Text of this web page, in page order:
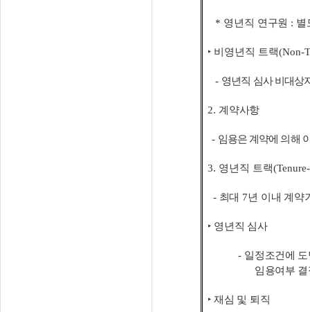
* 영년직 연구원 : 별
‣ 비영년직 트랙(Non-
- 영년직 심사 비대상
2. 계약사항
- 임용은 계약에 의해
3. 영년직 트랙
- 최대 7년 이내 계약
‣ 영년직 심사
- 일정조건에
임용여부 결
‣ 재심 및 퇴직